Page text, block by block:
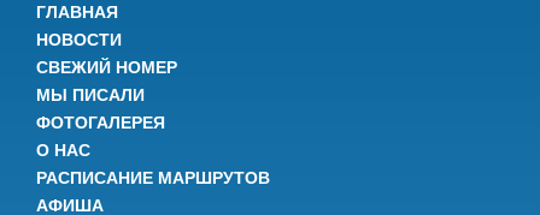
ГЛАВНАЯ
НОВОСТИ
СВЕЖИЙ НОМЕР
МЫ ПИСАЛИ
ФОТОГАЛЕРЕЯ
О НАС
РАСПИСАНИЕ МАРШРУТОВ
АФИША